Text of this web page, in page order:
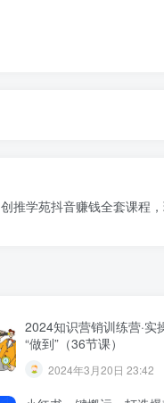
创推学苑抖音赚钱全套课程
2024知识营销训练营·实
“做到”（36节课）
2024年3月20日 23:42